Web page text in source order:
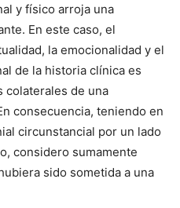
y físico arroja una
En este caso, el
la emocionalidad y el
de la historia clínica es
colaterales de una
consecuencia, teniendo en
circunstancial por un lado
considero sumamente
sido sometida a una